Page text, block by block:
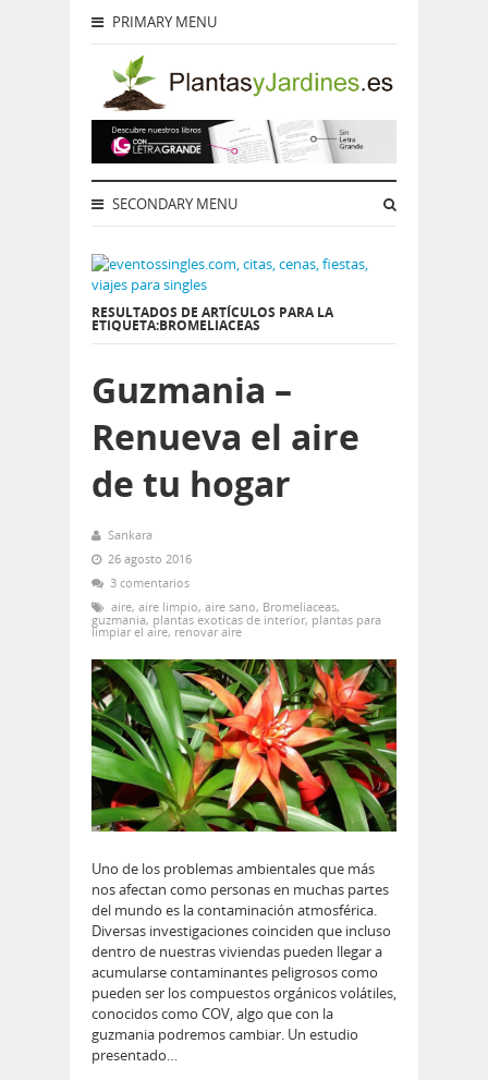
PRIMARY MENU
SECONDARY MENU
RESULTADOS DE ARTÍCULOS PARA LA
ETIQUETA:BROMELIACEAS
Guzmania –
Renueva el aire
de tu hogar
Sankara
26 agosto 2016
3 comentarios
aire, aire limpio, aire sano, Bromeliaceas,
guzmania, plantas exoticas de interior, plantas para
limpiar el aire, renovar aire
Uno de los problemas ambientales que más
nos afectan como personas en muchas partes
del mundo es la contaminación atmosférica.
Diversas investigaciones coinciden que incluso
dentro de nuestras viviendas pueden llegar a
acumularse contaminantes peligrosos como
pueden ser los compuestos orgánicos volátiles,
conocidos como COV, algo que con la
guzmania podremos cambiar. Un estudio
presentado…